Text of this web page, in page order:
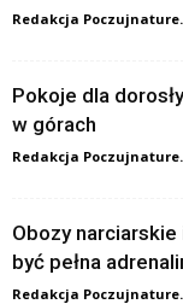
Redakcja
Pokoje dla
w górach
Redakcja
Obozy
być pełna
Redakcja